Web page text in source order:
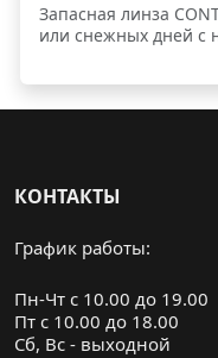
Запасная линза
или снежных дней с
КОНТАКТЫ
График работы:
Пн-Чт с 10.00 до 19.00
Пт с 10.00 до 18.00
Cб, Вс - выходной